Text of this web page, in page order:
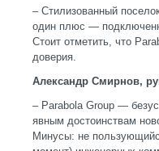
– Стилизованный
один плюс —
Стоит отметить, что
доверия.
Александр Смирнов,
– Parabola Group —
явным достоинствам
Минусы: не